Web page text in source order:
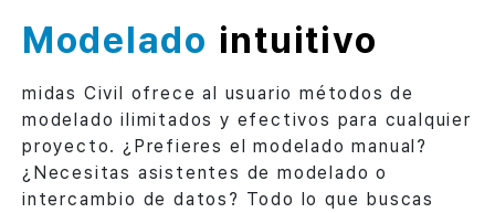
Modelado intuitivo
midas Civil ofrece al usuario métodos de
modelado ilimitados y efectivos para cualquier
proyecto. ¿Prefieres el modelado manual?
¿Necesitas asistentes de modelado o
intercambio de datos? Todo lo que buscas